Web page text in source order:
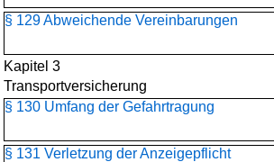
§ 129 Abweichende Vereinbarungen
Kapitel 3
Transportversicherung
§ 130 Umfang der Gefahrtragung
§ 131 Verletzung der Anzeigepflicht